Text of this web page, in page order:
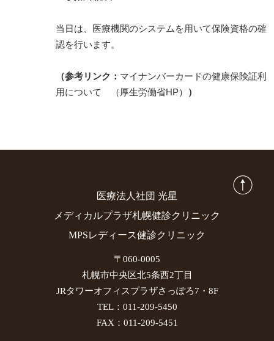
当日は、医療機関のシステムを用いて保険資格の確
認を行います。
（参考リンク： マイナンバーカードの健康保険証利
用について （厚生労働省HP）
）
医療法人社団 光星
メディカルプラザ札幌健診クリニック
MPSレディース健診クリニック
〒060-0005
札幌市中央区北5条西2丁目
JRタワーオフィスプラザさっぽろ7・8F
TEL：011-209-5450
FAX：011-209-5451